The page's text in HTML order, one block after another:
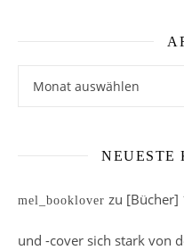
NEUESTE
mel_booklover zu [Bücher]
und -cover sich stark von